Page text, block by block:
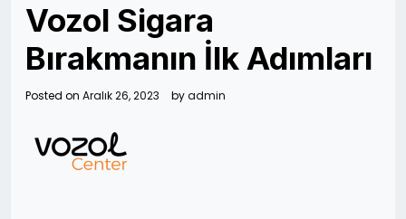
Vozol Sigara
Bırakmanın İlk Adımları
Posted on Aralık 26, 2023 byadmin